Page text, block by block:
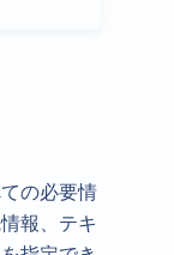
の必要情
報、テキ